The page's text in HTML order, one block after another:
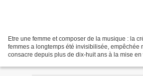
Etre une femme et composer de la musique : la
femmes a longtemps été invisibilisée, empêchée
consacre depuis plus de dix-huit ans à la mise